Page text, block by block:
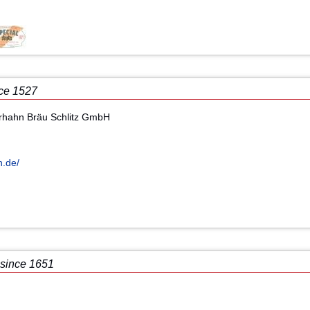
1527
Bräu Schlitz GmbH
since 1651